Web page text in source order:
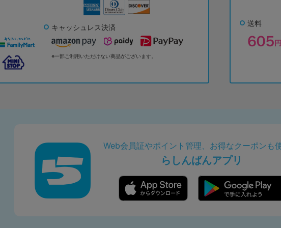
キャッシュレス決済
※一部ご利用いただけない商品がございます。
送料
Web会員証やポイント管理、お得なクーポンも
らしんばんアプリ